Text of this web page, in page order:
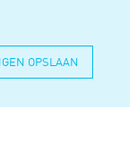
OPSLAAN